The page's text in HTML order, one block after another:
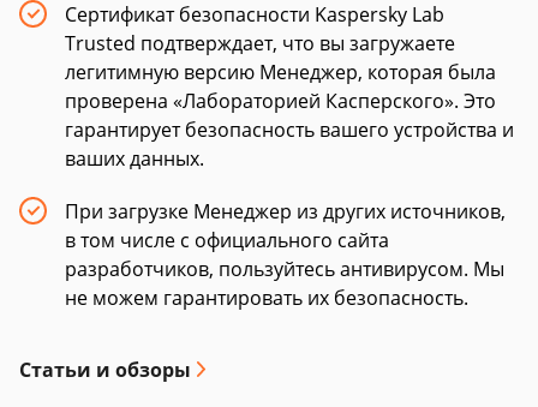
Сертификат безопасности Kaspersky Lab
Trusted подтверждает, что вы загружаете
легитимную версию Менеджер, которая была
проверена «Лабораторией Касперского». Это
гарантирует безопасность вашего устройства и
ваших данных.
При загрузке Менеджер из других источников,
в том числе с официального сайта
разработчиков, пользуйтесь антивирусом. Мы
не можем гарантировать их безопасность.
Статьи и обзоры